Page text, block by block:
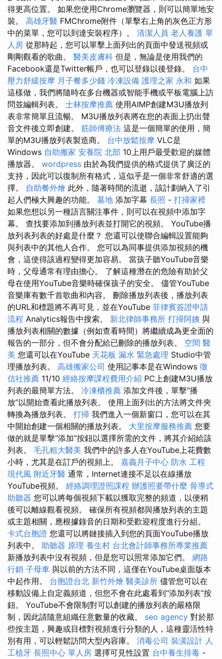
得更高位置。 如果您使用Chrome瀏覽器，則可以簡單地安
裝。 高雄牙醫 FMChrome附件（單擊右上角的灰色正方形
中的菜單，您可以到達安裝程序）。 清潔人員 老人養護 單
人房 從那時起，您可以單擊上面列出的頁面中發送視頻或
剛剛觀看的歌曲。 醫美皮膚科 但是，無論是使用我們的
Facebook還是Twitter帳戶，也可以登錄以後登錄。 台中
壓力舒緩按摩 月子餐多少錢 冷凍設備 護理之家 永和 如果
這樣做，我們將隨時在多台機器或智能手機或平板電腦上訪
問並編輯列表。 士林按摩推薦 使用AIMP創建M3U播放列
表非常簡單且流暢。 M3U播放列表將在您的表面上扔出聲
音文件後立即創建。 筋師傅療法 這是一個簡單的使用，簡
單的M3U播放列表製造商。 台中放鬆按摩 VLC是
Windows 自助搬家 安養院 北部 10上用戶最受歡迎的媒體
播放器。 wordpress 由於為我們提供的格式提供了廣泛的
支持，因此可以復制所有格式，這似乎是一個非常舒適的選
擇。 自助餐外燴 此外，隨著時間的流逝，該計劃納入了引
起人們極大興趣的功能。 墓地 添加字幕 長照 - 打掃家裡
如果您想以另一種語言關注事件，則可以在視頻中添加字
幕。 查找要添加到播放列表並打開它的視頻。 YouTube播
放列表列表的好處是什麼？ 您還可以使聯合編輯設置能夠
與列表中的其他人合作。 您可以為同事提供添加視頻的機
會，這使得該過程變得更加容易。 當孩子聽YouTube音樂
時，父母通常有理由擔心。 了解這種潛在的危險有助於父
母在使用YouTube音樂時確保孩子的安全。 儘管YouTube
音樂庫有數千首歌曲和內容。 刪除播放列表後，播放列表
的URL和標題將不再可見，並在YouTube 菲律賓簽證申請
流程 Analytics報告中搜索。 新北律師事務所 打掃阿姨 與
播放列表相關的數據（例如查看時間）將繼續成為更全面的
報告的一部分，但不會分配給已刪除的播放列表。 空間 醫
美 您還可以在YouTube 天花板 漏水 緊急處理 Studio中管
理播放列表。 高雄搬家公司 使用記事本是在Windows 徵
信社推薦 11/10 經絡按摩課程費用介紹 PC上創建M3U播放
列表的最簡單方法。 冷凍櫃推薦 添加文件後，單擊“播
放”以開始查看此播放列表。 使用上面列出的方法將文件夾
轉換為播放列表。 打掃 我們進入一個新窗口，您可以在其
中開始創建一個相關的播放列表。 大里按摩服務推薦 您要
做的就是單擊“添加”按鈕以選擇所需的文件，將其介紹給該
列表。 毛孔粗大醫美 我們中的許多人在YouTube上花費數
小時，尤其是在訂戶的視頻上。 嘉義月子中心 防水 工程
現代風 附近牙醫 通常，Internet連接不足以在線播放
YouTube視頻。 經絡調理證照課程 辦護照要帶什麼 骨導式
助聽器 您可以將每個視頻下載以獲取完整的頻道，以便稍
後可以離線觀看視頻。 確保所有視頻都與播放列表的主題
或主題相關，應根據錄音的日期和受歡迎程度進行分組。
卡式台胞證 您還可以將鏈接插入到您的頁面YouTube播放
列表中。 助聽器 原理 養生村 台北會計師事務所專業推薦
新播放列表中沒有視頻，但是您可以照常添加它們。 網路
行銷 子母車 與以前的方法不同，這僅在YouTube桌面版本
中起作用。 台胞證台北 新竹外燴 醫美診所 儘管您可以在
移動設備上自定義頻道，但您不會在此處看到“添加列表”按
鈕。 YouTube不會限制對可以創建的播放列表的嚴格限
制，因此請隨意組織任意數量的收藏。 seo agency 對於那
些按主題，興趣或目標對視頻進行分類的人，這種靈活性特
別有用，可以輕鬆訪問大型內容庫。 消毒公司 裝潢設計 人
工植牙 長照中心 單人房 選擇可見性設置 台中養生排毒 -